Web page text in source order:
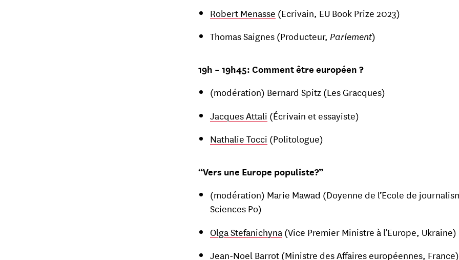
Robert Menasse (Ecrivain, EU Book Prize 2023)
Thomas Saignes (Producteur, Parlement)
19h – 19h45: Comment être européen ?
(modération) Bernard Spitz (Les Gracques)
Jacques Attali (Écrivain et essayiste)
Nathalie Tocci (Politologue)
“Vers une Europe populiste?”
(modération) Marie Mawad (Doyenne de l’Ecole de
Sciences Po)
Olga Stefanichyna (Vice Premier Ministre à l’Europe, Ukraine)
Jean-Noel Barrot (Ministre des Affaires européennes, France)